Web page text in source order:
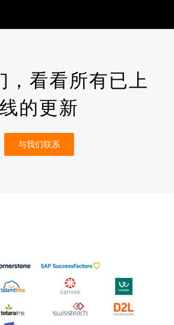
，看看所有已上
线的更新
与我们联系